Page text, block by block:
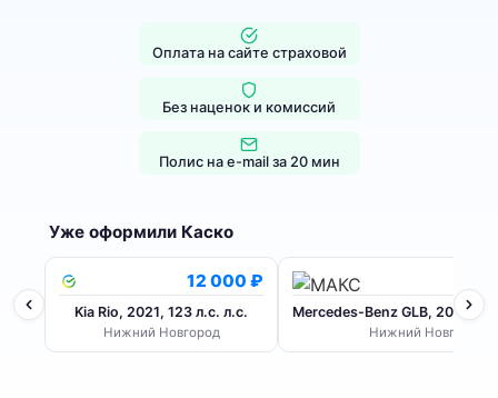
Оплата на сайте страховой
Без наценок и комиссий
Полис на e-mail за 20 мин
Уже оформили Каско
12 000 ₽
Kia Rio, 2021, 123 л.с. л.с.
Нижний Новгород
Mercedes-Benz GLB, 2020,
Нижний Новгород